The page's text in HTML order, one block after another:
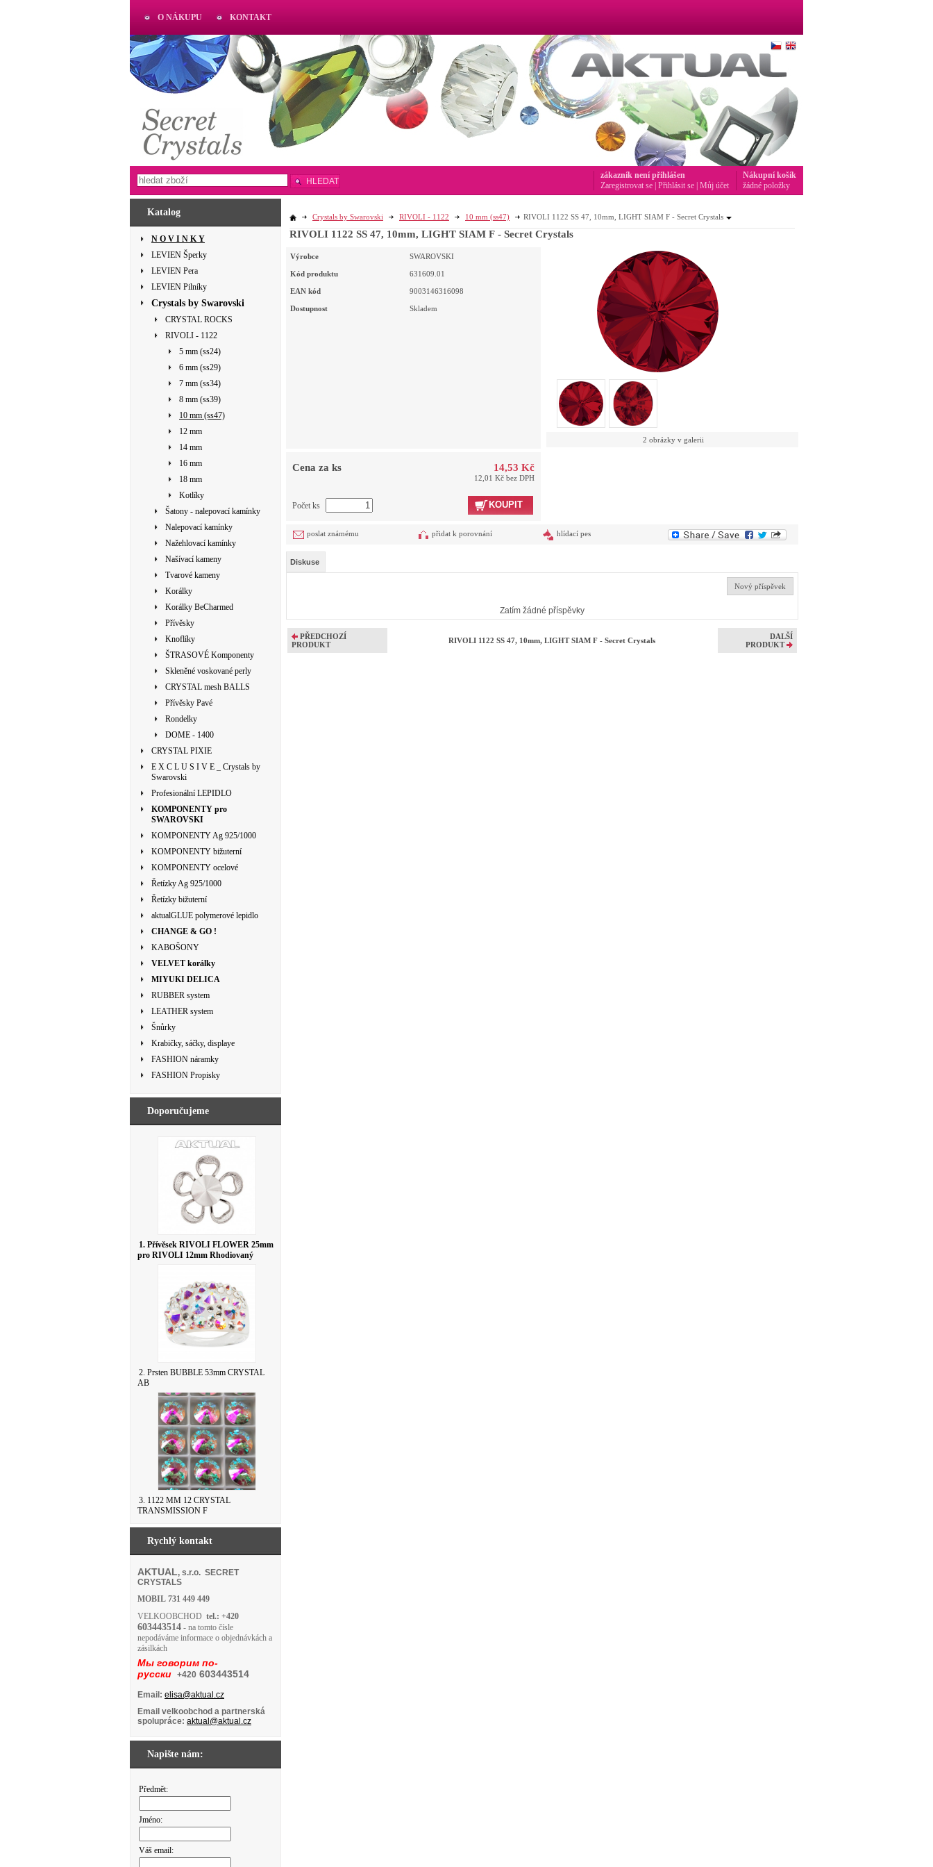
Katalog
N O V I N K Y
LEVIEN Šperky
LEVIEN Pera
LEVIEN Pilníky
Crystals by Swarovski
CRYSTAL ROCKS
RIVOLI - 1122
5 mm (ss24)
6 mm (ss29)
7 mm (ss34)
8 mm (ss39)
10 mm (ss47)
12 mm
14 mm
16 mm
18 mm
Kotlíky
Šatony - nalepovací kamínky
Nalepovací kamínky
Nažehlovací kamínky
Našívací kameny
Tvarové kameny
Korálky
Korálky BeCharmed
Přívěsky
Knoflíky
ŠTRASOVÉ Komponenty
Skleněné voskované perly
CRYSTAL mesh BALLS
Přívěsky Pavé
Rondelky
DOME - 1400
CRYSTAL PIXIE
E X C L U S I V E _ Crystals by
Swarovski
Profesionální LEPIDLO
KOMPONENTY pro
SWAROVSKI
KOMPONENTY Ag 925/1000
KOMPONENTY bižuterní
KOMPONENTY ocelové
Řetízky Ag 925/1000
Řetízky bižuterní
aktualGLUE polymerové lepidlo
CHANGE & GO !
KABOŠONY
VELVET korálky
MIYUKI DELICA
RUBBER system
LEATHER system
Šnůrky
Krabičky, sáčky, displaye
FASHION náramky
FASHION Propisky
Doporučujeme
1. Přívěsek RIVOLI FLOWER 25mm
pro RIVOLI 12mm Rhodiovaný
2. Prsten BUBBLE 53mm CRYSTAL
AB
3. 1122 MM 12 CRYSTAL
TRANSMISSION F
Rychlý kontakt
AKTUAL, s.r.o. SECRET
CRYSTALS
MOBIL 731 449 449
VELKOOBCHOD tel.: +420
603443514 - na tomto čísle
nepodáváme informace o objednávkách a
zásilkách
Мы говорим по-
русски +420 603443514
Email: elisa@aktual.cz
Email velkoobchod a partnerská
spolupráce: aktual@aktual.cz
Napište nám:
Předmět:
Jméno:
Váš email:
Crystals by Swarovski RIVOLI - 1122 10 mm (ss47) RIVOLI 1122 SS 47, 10mm, LIGHT SIAM F - Secret Crystals
RIVOLI 1122 SS 47, 10mm, LIGHT SIAM F - Secret Crystals
Výrobce SWAROVSKI
Kód produktu 631609.01
EAN kód 9003146316098
Dostupnost Skladem
2 obrázky v galerii
Cena za ks 14,53 Kč
12,01 Kč bez DPH
Počet ks KOUPIT
poslat známému přidat k porovnání hlídací pes
Diskuse
Nový příspěvek
Zatím žádné příspěvky
PŘEDCHOZÍ
PRODUKT
RIVOLI 1122 SS 47, 10mm, LIGHT SIAM F - Secret Crystals
DALŠÍ
PRODUKT
O NÁKUPU KONTAKT
AKTUAL
www.aktual-koralky.cz
HLEDAT
Nákupní košík
žádné položky
zákazník není přihlášen
Zaregistrovat se Přihlásit se Můj účet